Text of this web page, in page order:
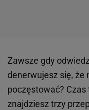
Zawsze gdy
denerwujesz się, że
poczęstować?
znajdziesz trzy